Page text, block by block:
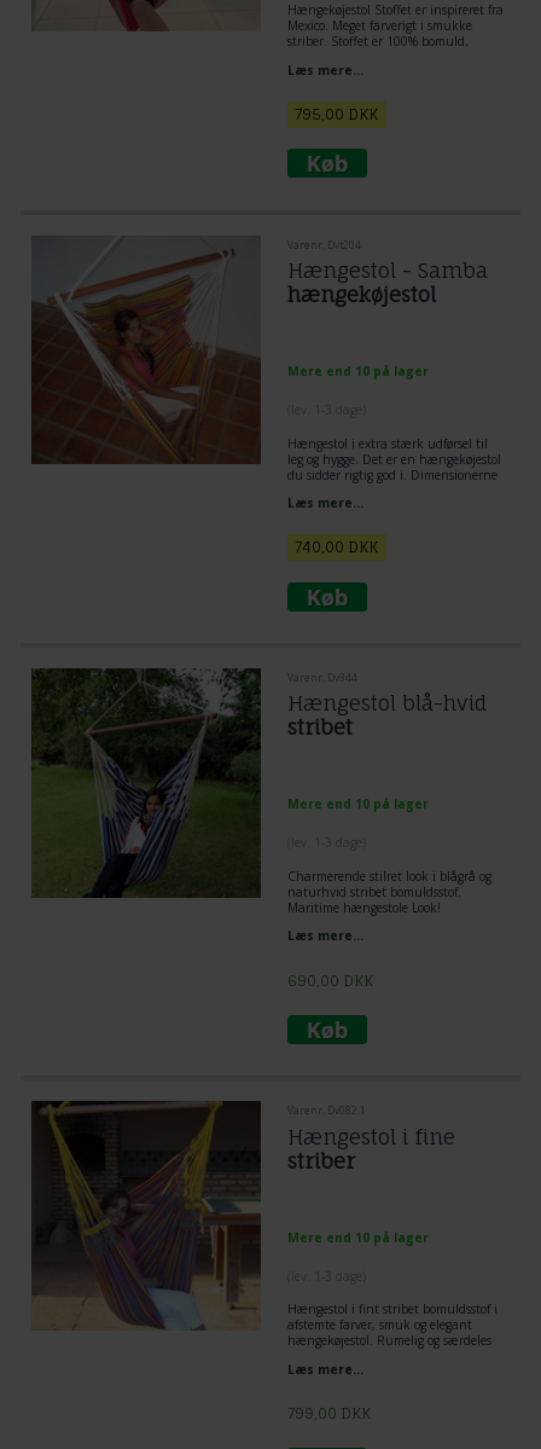
Hængekøjestol Stoffet er inspireret fra
Mexico. Meget farverigt i smukke
striber. Stoffet er 100% bomuld.
Der er god plads i denne hængestol
drømme skøn hængestol. Kvalitets
udførsel og der er benyttet ekstra gode
prisen.
Læs mere...
795,00 DKK
Varenr. Dvt204
Hængestol - Samba
hængekøjestol
Mere end 10 på lager
Hængestol i extra stærk udførsel til
leg og hygge. Det er en hængekøjestol
du sidder rigtig god i. Dimensionerne
hængestolen, gør at du oplever en
se i denne type hængekøjestol.
Læs mere...
740,00 DKK
Varenr. Dv344
Hængestol blå-hvid
stribet
Mere end 10 på lager
Charmerende stilret look i blågrå og
naturhvid stribet bomuldsstof.
Maritime hængestole Look!
Læs mere...
690,00 DKK
Varenr. Dv082.1
Hængestol i fine
striber
Mere end 10 på lager
Hængestol i fint stribet bomuldsstof i
afstemte farver, smuk og elegant
hængekøjestol. Rumelig og særdeles
Læs mere...
799,00 DKK